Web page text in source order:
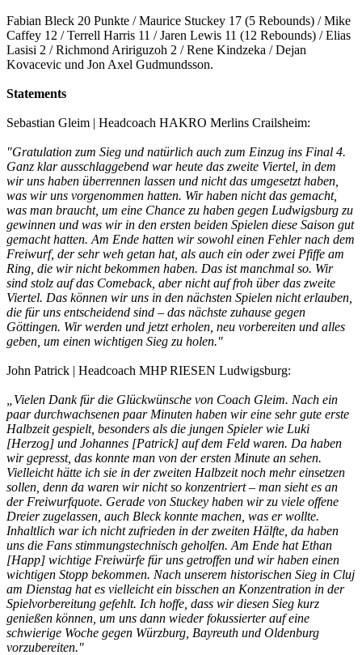
Fabian Bleck 20 Punkte / Maurice Stuckey 17 (5 Rebounds) / Mike
Caffey 12 / Terrell Harris 11 / Jaren Lewis 11 (12 Rebounds) / Elias
Lasisi 2 / Richmond Aririguzoh 2 / Rene Kindzeka / Dejan
Kovacevic und Jon Axel Gudmundsson.
Statements
Sebastian Gleim | Headcoach HAKRO Merlins Crailsheim:
"Gratulation zum Sieg und natürlich auch zum Einzug ins Final 4.
Ganz klar ausschlaggebend war heute das zweite Viertel, in dem
wir uns haben überrennen lassen und nicht das umgesetzt haben,
was wir uns vorgenommen hatten. Wir haben nicht das gemacht,
was man braucht, um eine Chance zu haben gegen Ludwigsburg zu
gewinnen und was wir in den ersten beiden Spielen diese Saison gut
gemacht hatten. Am Ende hatten wir sowohl einen Fehler nach dem
Freiwurf, der sehr weh getan hat, als auch ein oder zwei Pfiffe am
Ring, die wir nicht bekommen haben. Das ist manchmal so. Wir
sind stolz auf das Comeback, aber nicht auf froh über das zweite
Viertel. Das können wir uns in den nächsten Spielen nicht erlauben,
die für uns entscheidend sind – das nächste zuhause gegen
Göttingen. Wir werden und jetzt erholen, neu vorbereiten und alles
geben, um einen wichtigen Sieg zu holen."
John Patrick | Headcoach MHP RIESEN Ludwigsburg:
„Vielen Dank für die Glückwünsche von Coach Gleim. Nach ein
paar durchwachsenen paar Minuten haben wir eine sehr gute erste
Halbzeit gespielt, besonders als die jungen Spieler wie Luki
[Herzog] und Johannes [Patrick] auf dem Feld waren. Da haben
wir gepresst, das konnte man von der ersten Minute an sehen.
Vielleicht hätte ich sie in der zweiten Halbzeit noch mehr einsetzen
sollen, denn da waren wir nicht so konzentriert – man sieht es an
der Freiwurfquote. Gerade von Stuckey haben wir zu viele offene
Dreier zugelassen, auch Bleck konnte machen, was er wollte.
Inhaltlich war ich nicht zufrieden in der zweiten Hälfte, da haben
uns die Fans stimmungstechnisch geholfen. Am Ende hat Ethan
[Happ] wichtige Freiwürfe für uns getroffen und wir haben einen
wichtigen Stopp bekommen. Nach unserem historischen Sieg in Cluj
am Dienstag hat es vielleicht ein bisschen an Konzentration in der
Spielvorbereitung gefehlt. Ich hoffe, dass wir diesen Sieg kurz
genießen können, um uns dann wieder fokussierter auf eine
schwierige Woche gegen Würzburg, Bayreuth und Oldenburg
vorzubereiten."